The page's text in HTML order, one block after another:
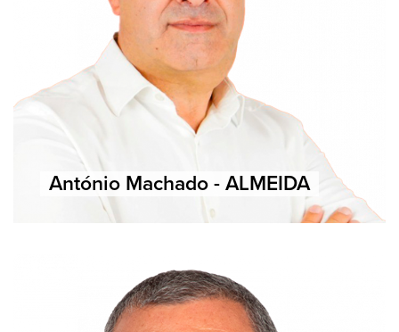
António Machado - ALMEIDA